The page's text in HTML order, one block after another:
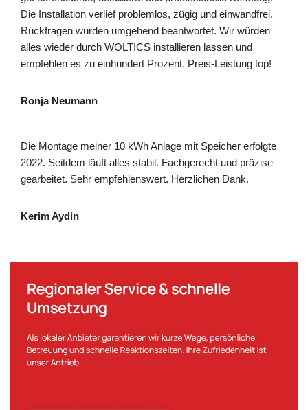
Die Installation verlief problemlos, zügig und einwandfrei.
Rückfragen wurden umgehend beantwortet. Wir würden
alles wieder durch WOLTICS installieren lassen und
empfehlen es zu einhundert Prozent. Preis-Leistung top!
Ronja Neumann
Die Montage meiner 10 kWh Anlage mit Speicher erfolgte
2022. Seitdem läuft alles stabil. Fachgerecht und präzise
gearbeitet. Sehr empfehlenswert. Herzlichen Dank.
Kerim Aydin